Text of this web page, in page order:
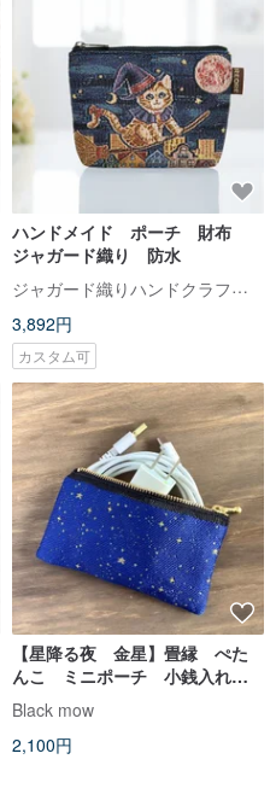
ハンドメイド ポーチ 財布
ジャガード織り 防水
ジャガード織りハンドクラフトバッグ
3,892円
カスタム可
【星降る夜 金星】畳縁 ぺた
んこ ミニポーチ 小銭入れ
カードケース 星 スター 宇
宙 空 黒 金
Black mow
2,100円